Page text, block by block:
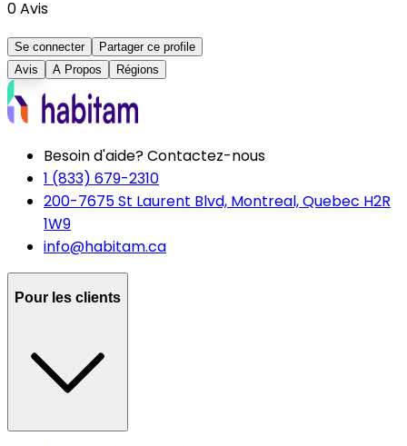
0Avis
Se connecter
Partager ce profile
Avis
A Propos Régions
Besoin d'aide? Contactez-nous
1 (833) 679-2310
200-7675 St Laurent Blvd, Montreal, Quebec H2R
1W9
info@habitam.ca
Pour les clients